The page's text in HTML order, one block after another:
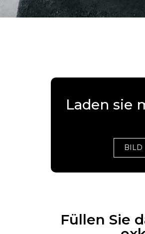
Laden sie
BILD
Füllen Sie